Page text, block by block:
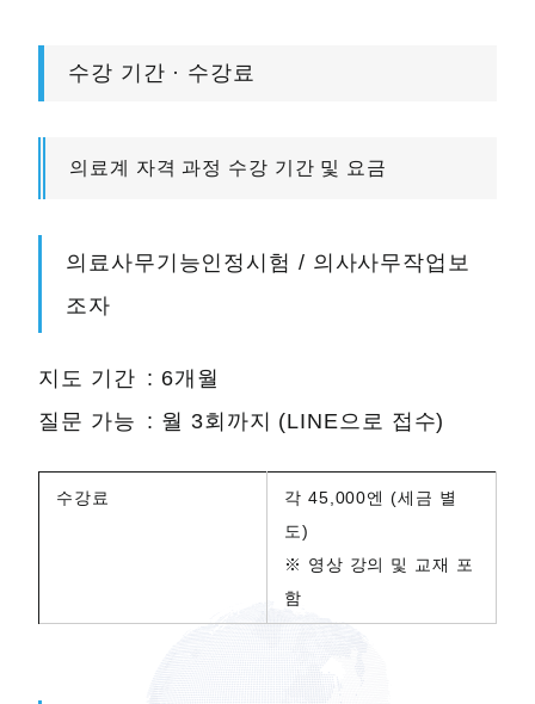
수강 기간 · 수강료
의료계 자격 과정 수강 기간 및 요금
의료사무기능인정시험 / 의사사무작업보
조자
지도 기간 : 6개월
질문 가능 : 월 3회까지 (LINE으로 접수)
수강료
각 45,000엔 (세금 별
도)
※ 영상 강의 및 교재 포
함